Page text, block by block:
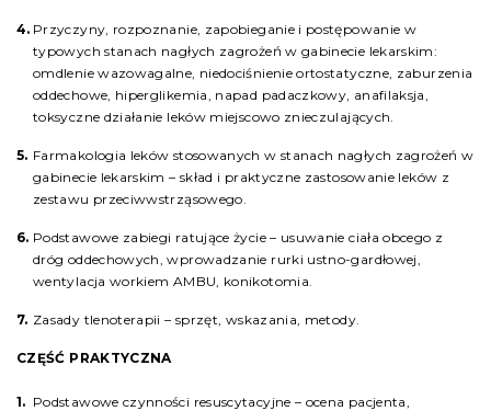
Przyczyny, rozpoznanie, zapobieganie i postępowanie w
typowych stanach nagłych zagrożeń w gabinecie lekarskim:
omdlenie wazowagalne, niedociśnienie ortostatyczne, zaburzenia
oddechowe, hiperglikemia, napad padaczkowy, anafilaksja,
toksyczne działanie leków miejscowo znieczulających.
Farmakologia leków stosowanych w stanach nagłych zagrożeń w
gabinecie lekarskim – skład i praktyczne zastosowanie leków z
zestawu przeciwwstrząsowego.
Podstawowe zabiegi ratujące życie – usuwanie ciała obcego z
dróg oddechowych, wprowadzanie rurki ustno-gardłowej,
wentylacja workiem AMBU, konikotomia.
Zasady tlenoterapii – sprzęt, wskazania, metody.
CZĘŚĆ PRAKTYCZNA
Podstawowe czynności resuscytacyjne – ocena pacjenta,